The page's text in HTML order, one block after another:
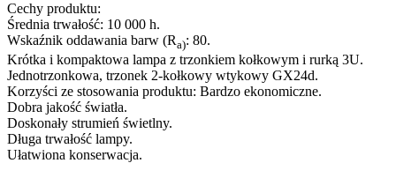
Cechy produktu:
Średnia trwałość: 10 000 h.
Wskaźnik oddawania barw (Ra): 80.
Krótka i kompaktowa lampa z trzonkiem kołkowym i rurką 3U.
Jednotrzonkowa, trzonek 2-kołkowy wtykowy GX24d.
Korzyści ze stosowania produktu: Bardzo ekonomiczne.
Dobra jakość światła.
Doskonały strumień świetlny.
Długa trwałość lampy.
Ułatwiona konserwacja.